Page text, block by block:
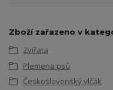
Zboží zařazeno v
Zvířata
Plemena psů
Československý vlčák